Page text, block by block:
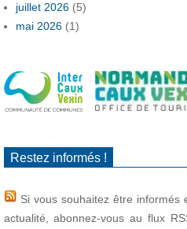
juillet 2026(5)
mai 2026(1)
Restez informés !
Si vous souhaitez être informés
actualité, abonnez-vous au flux